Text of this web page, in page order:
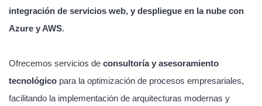
integración de servicios web, y despliegue en la nube con
Azure y AWS.
Ofrecemos servicios de consultoría y asesoramiento
tecnológico para la optimización de procesos empresariales,
facilitando la implementación de arquitecturas modernas y